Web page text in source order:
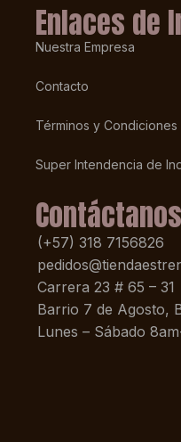
Enlaces de
Nuestra Empresa
Contacto
Términos y Condiciones
Super Intendencia de
Contáctanos
(+57) 318 7156826
Carrera 23 # 65 – 31
Barrio 7 de Agosto,
Lunes – Sábado